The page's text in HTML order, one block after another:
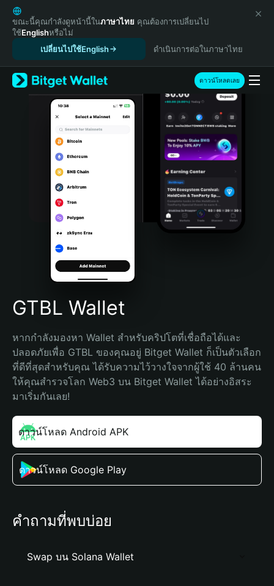
English
日本語
Tiếng Việt
Español (Latinoamérica)
Türkçe
Italiano
Português (Portugal)
Bahasa Indonesia
Português (Brasil)
Español (Argentina)
ขณะนี้คุณกำลังดูหน้านี้ในภาษาไทย คุณต้องการเปลี่ยนไป
ใช้Englishหรือไม่
เปลี่ยนไปใช้English
ดำเนินการต่อในภาษาไทย
ดาวน์โหลดเลย
GTBL Wallet
หากกำลังมองหา Wallet สำหรับคริปโตที่เชื่อถือได้และ
ปลอดภัยเพื่อ GTBL ของคุณอยู่ Bitget Wallet ก็เป็นตัวเลือก
ที่ดีที่สุดสำหรับคุณ ได้รับความไว้วางใจจากผู้ใช้ 40 ล้านคน
ให้คุณสำรวจโลก Web3 บน Bitget Wallet ได้อย่างอิสระ
มาเริ่มกันเลย!
ดาวน์โหลด Android APK
ดาวน์โหลด Google Play
คำถามที่พบบ่อย
Swap บน Solana Wallet